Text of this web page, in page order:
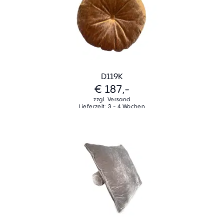
D119K
€ 187,-
zzgl. Versand
Lieferzeit: 3 - 4 Wochen